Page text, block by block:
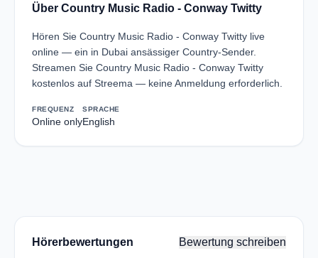
Über Country Music Radio - Conway Twitty
Hören Sie Country Music Radio - Conway Twitty live
online — ein in Dubai ansässiger Country-Sender.
Streamen Sie Country Music Radio - Conway Twitty
kostenlos auf Streema — keine Anmeldung erforderlich.
FREQUENZ
Online only
SPRACHE
English
Hörerbewertungen Bewertung schreiben